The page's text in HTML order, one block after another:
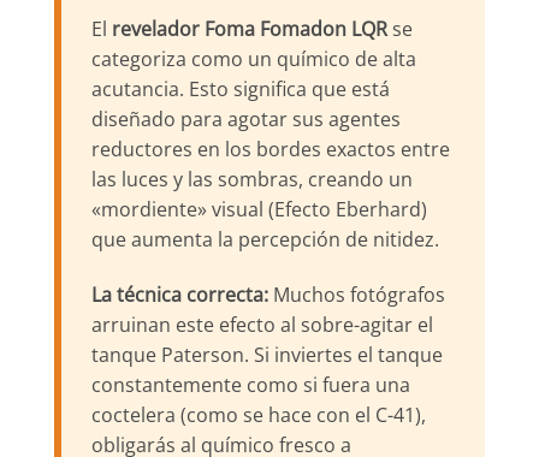
El revelador Foma Fomadon LQRse
categoriza como un químico de alta
acutancia. Esto significa que está
diseñado para agotar sus agentes
reductores en los bordes exactos entre
las luces y las sombras, creando un
«mordiente» visual (Efecto Eberhard)
que aumenta la percepción de nitidez.
La técnica correcta: Muchos fotógrafos
arruinan este efecto al sobre-agitar el
tanque Paterson. Si inviertes el tanque
constantemente como si fuera una
coctelera (como se hace con el C-41),
obligarás al químico fresco a